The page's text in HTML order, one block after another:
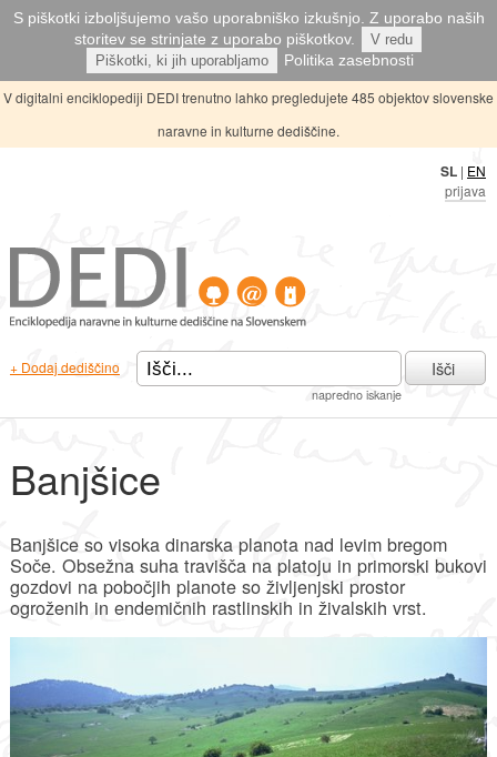
S piškotki izboljšujemo vašo uporabniško izkušnjo. Z uporabo naših
storitev se strinjate z uporabo piškotkov.
V redu
Piškotki, ki jih uporabljamo
Politika zasebnosti
V digitalni enciklopediji DEDI trenutno lahko pregledujete 485 objektov slovenske
naravne in kulturne dediščine.
SL | EN
prijava
+ Dodaj dediščino
napredno iskanje
Išči
Banjšice
Banjšice so visoka dinarska planota nad levim bregom
Soče. Obsežna suha travišča na platoju in primorski bukovi
gozdovi na pobočjih planote so življenjski prostor
ogroženih in endemičnih rastlinskih in živalskih vrst.